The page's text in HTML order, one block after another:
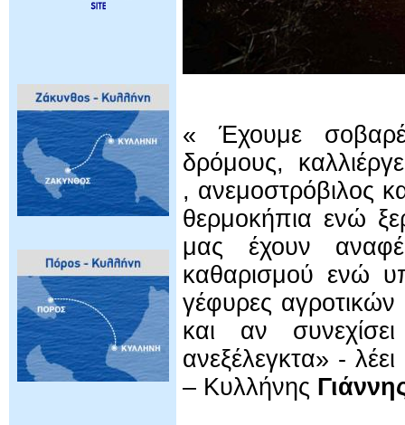
« Έχουμε
δρόμους,
, ανεμοστρόβιλος
θερμοκήπια ενώ
μας έχουν
καθαρισμού ενώ
γέφυρες
και αν
ανεξέλεγκτα» -
– Κυλλήνης